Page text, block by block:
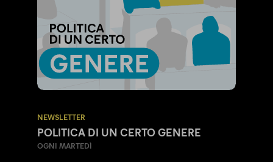
NEWSLETTER
POLITICA DI UN CERTO GENERE
OGNI MARTEDÌ